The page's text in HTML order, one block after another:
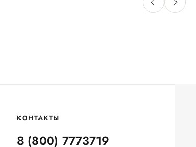
КОНТАКТЫ
8 (800) 7773719